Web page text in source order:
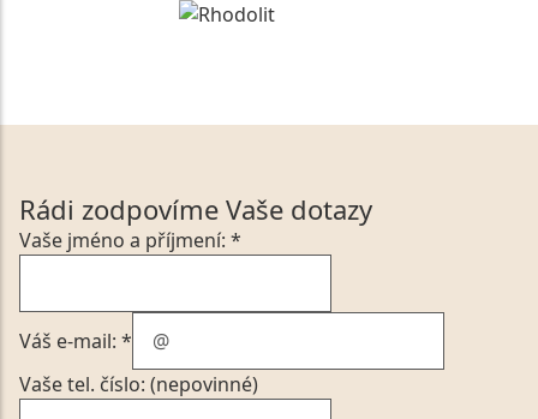
Rádi zodpovíme Vaše dotazy
Vaše jméno a příjmení: *
Váš e-mail: *
Vaše tel. číslo: (nepovinné)